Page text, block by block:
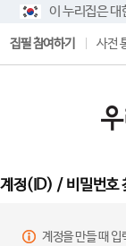
이 누리집은 대
집필 참여하기 사전
계정(ID) / 비밀번호
계정을 만들 때 입